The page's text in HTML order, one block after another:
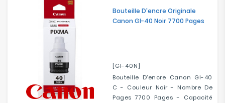
Bouteille D'encre Originale
Canon GI-40 Noir 7700 Pages
[GI-40N]
Bouteille D'encre Canon GI-40
C - Couleur Noir - Nombre De
Pages 7700 Pages - Capacité